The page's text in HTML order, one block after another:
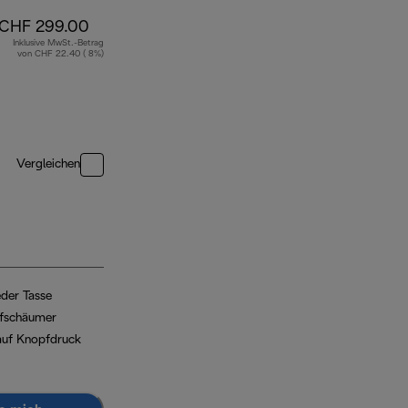
299.00
Inklusive MwSt.-Betrag
von CHF 22.40 ( 8%)
Vergleichen
Tasse
Knopfdruck